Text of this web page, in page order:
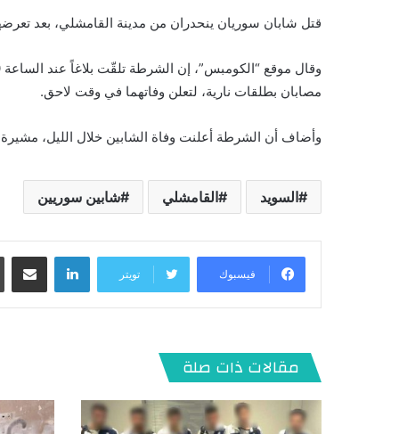
قتل شابان سوريان ينحدران من مدينة القامشلي، بعد
مصابان بطلقات نارية، لتعلن وفاتهما في وقت لاحق.
وأضاف أن الشرطة أعلنت وفاة الشابين خلال الليل،
السويد القامشلي شابين سوريين
فيسبوك تويتر
لينكدإن
مقالات ذات صلة